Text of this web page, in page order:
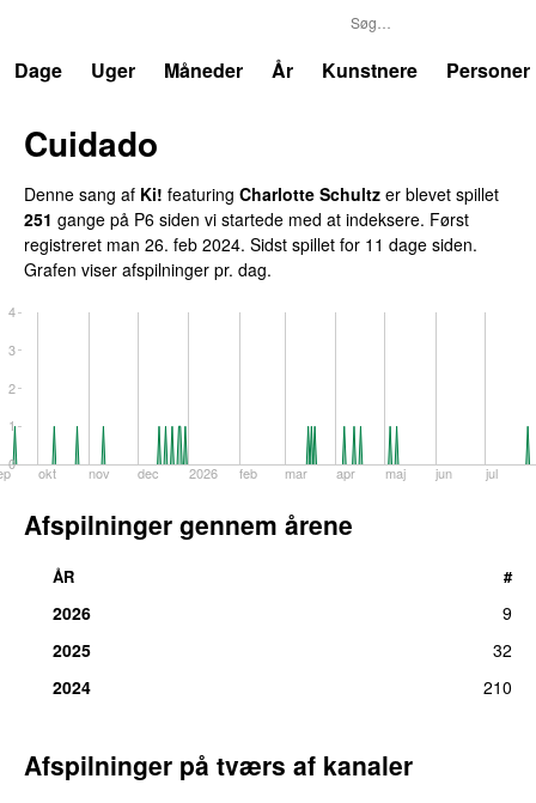
Dage
Uger Måneder År Kunstnere Personer
Cuidado
Denne sang af Ki! featuring Charlotte Schultz er blevet spillet
251 gange på P6 siden vi startede med at indeksere. Først
registreret man 26. feb 2024. Sidst spillet for 11 dage siden.
Grafen viser afspilninger pr. dag.
okt nov dec 2026 feb mar apr maj jun jul
0
1
2
3
4
Afspilninger gennem årene
ÅR #
2026
9
2025
32
2024
210
Afspilninger på tværs af kanaler